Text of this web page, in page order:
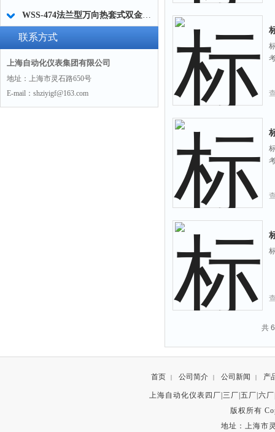
WSS-474法兰型万向热套式双金属选型说明
联系方式
上海自动化仪表集团有限公司
地址：上海市灵石路650号
E-mail：shziyigf@163.com
共
首页 | 公司简介 | 公司新闻 | 产
上海自动化仪表四厂|三厂|五厂|六
版权所有
地址：上海市